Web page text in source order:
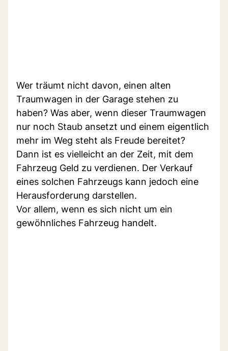
Wer träumt nicht davon, einen alten
Traumwagen in der Garage stehen zu
haben? Was aber, wenn dieser Traumwagen
nur noch Staub ansetzt und einem eigentlich
mehr im Weg steht als Freude bereitet?
Dann ist es vielleicht an der Zeit, mit dem
Fahrzeug Geld zu verdienen. Der Verkauf
eines solchen Fahrzeugs kann jedoch eine
Herausforderung darstellen.
Vor allem, wenn es sich nicht um ein
gewöhnliches Fahrzeug handelt.